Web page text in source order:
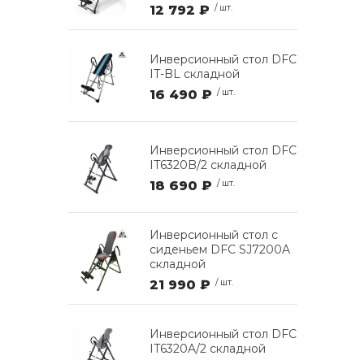
12 792 ₽ / шт.
Инверсионный стол DFC
IT-BL складной
16 490 ₽ / шт.
Инверсионный стол DFC
IT6320B/2 складной
18 690 ₽ / шт.
Инверсионный стол с
сиденьем DFC SJ7200A
складной
21 990 ₽ / шт.
Инверсионный стол DFC
IT6320A/2 складной